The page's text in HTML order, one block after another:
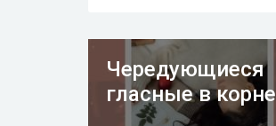
Чередующиеся
гласные в корне